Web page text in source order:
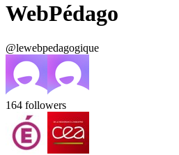
WebPédago
@lewebpedagogique
164 followers